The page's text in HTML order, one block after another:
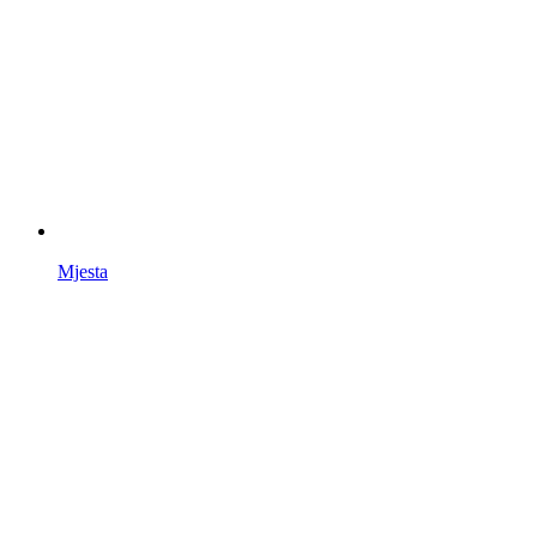
Mjesta